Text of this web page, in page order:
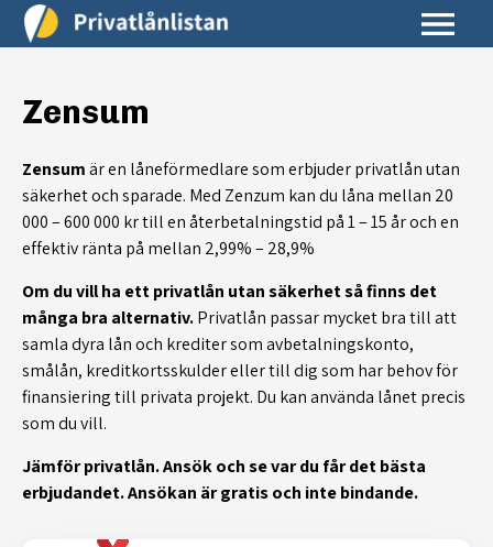
Zensum
Zensumär en låneförmedlare som erbjuder privatlån utan
säkerhet och sparade. Med Zenzum kan du låna mellan 20
000 – 600 000 kr till en återbetalningstid på 1 – 15 år och en
effektiv ränta på mellan 2,99% – 28,9%
Om du vill ha ett privatlån utan säkerhet så finns det
många bra alternativ.Privatlån passar mycket bra till att
samla dyra lån och krediter som avbetalningskonto,
smålån, kreditkortsskulder eller till dig som har behov för
finansiering till privata projekt. Du kan använda lånet precis
som du vill.
Jämför privatlån. Ansök och se var du får det bästa
erbjudandet. Ansökan är gratis och inte bindande.